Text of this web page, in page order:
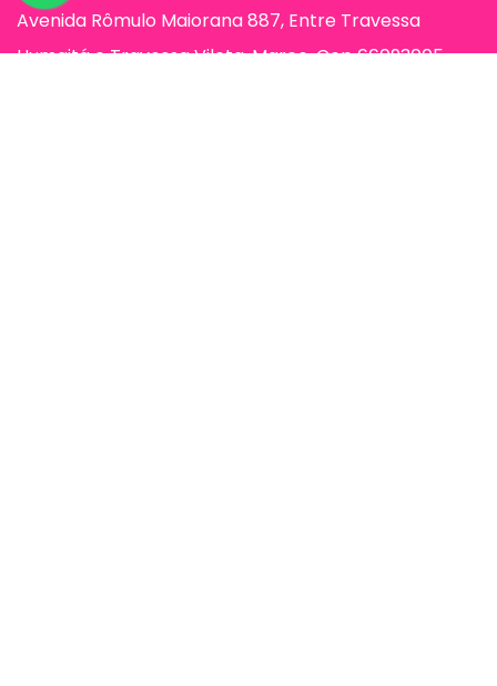
Avenida Rômulo Maiorana 887, Entre Travessa
Humaitá e Travessa Vileta, Marco, Cep 66093005,